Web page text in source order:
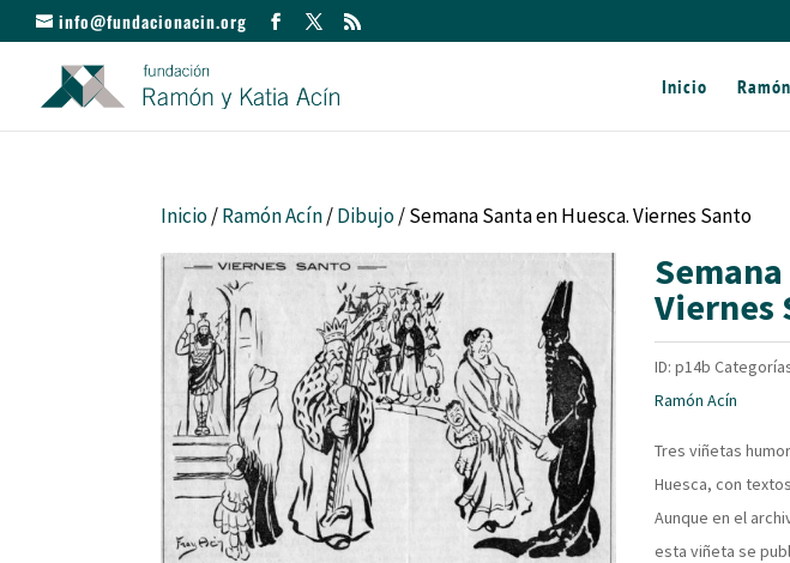
info@fundacionacin.org
Inicio
Inicio/Ramón Acín/Dibujo/ Semana Santa en Huesca. Viernes Santo
Viernes
ID:p14b
Ramón Acín
Tres viñetas
Huesca, con
Aunque en el
esta viñeta se